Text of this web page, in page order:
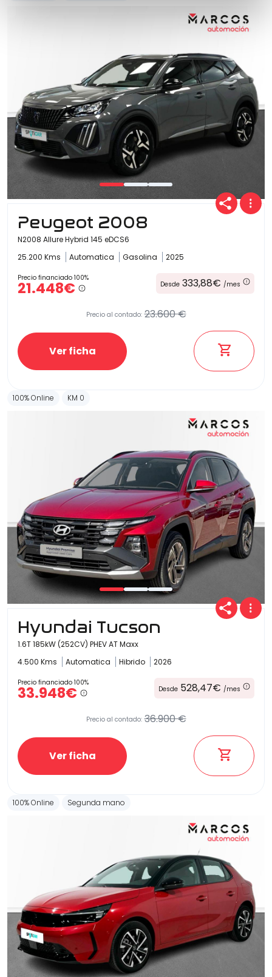
Peugeot 2008
N2008 Allure Hybrid 145 eDCS6
25.200 Kms
Automatica Gasolina 2025
Precio financiado 100%
21.448€ Desde 333,88€ /mes
Precio al contado: 23.600 €
Ver ficha
100% Online KM 0
Hyundai Tucson
1.6T 185kW (252CV) PHEV AT Maxx
4.500 Kms
Automatica Hibrido 2026
Precio financiado 100%
33.948€ Desde 528,47€ /mes
Precio al contado: 36.900 €
Ver ficha
100% Online Segunda mano